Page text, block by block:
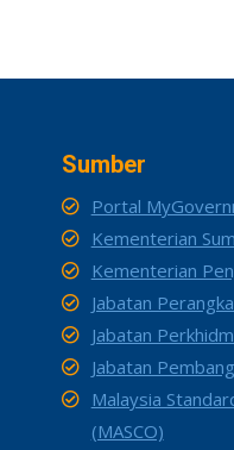
Sumber
Portal
Kementerian
Kementerian
Jabatan
Jabatan
Jabatan
Malaysia
(MASCO)